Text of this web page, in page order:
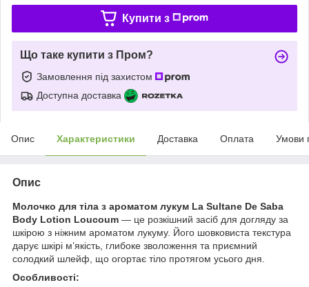
Купити з
Що таке купити з Пром?
Замовлення під захистом
Доступна доставка
Опис Характеристики Доставка Оплата Умови
Опис
Молочко для тіла з ароматом лукум La Sultane De Saba
Body Lotion Loucoum — це розкішний засіб для догляду за
шкірою з ніжним ароматом лукуму. Його шовковиста текстура
дарує шкірі м’якість, глибоке зволоження та приємний
солодкий шлейф, що огортає тіло протягом усього дня.
Особливості: